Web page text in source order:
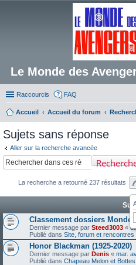
Le Monde des
Raccourcis FAQ
Accueil Accueil du forum
Sujets sans réponse
Aller sur la recherche avancée
La recherche a retourné 237 résultats
Classement dossiers Monde
Dernier message par Steed3003 «
Publié dans Site, forum et rencontres
Honor Blackman (1925-2020)
Dernier message par Denis « mar.
Publié dans Chapeau Melon et